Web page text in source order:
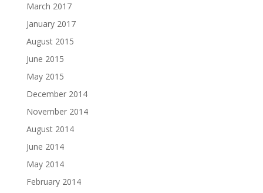
March 2017
January 2017
August 2015
June 2015
May 2015
December 2014
November 2014
August 2014
June 2014
May 2014
February 2014